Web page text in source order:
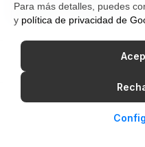
Para más detalles, puedes
y política de privacidad de
Ejea de los Caballeros,
Canal Interno de